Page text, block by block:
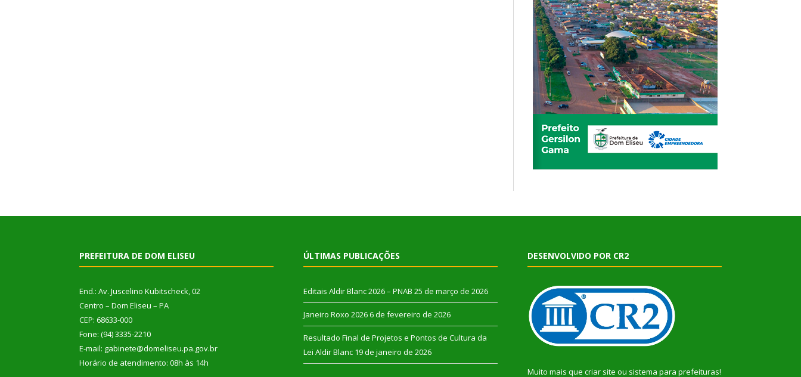
PREFEITURA DE DOM ELISEU
End.: Av. Juscelino Kubitscheck, 02
Centro – Dom Eliseu – PA
CEP: 68633-000
Fone: (94) 3335-2210
E-mail: gabinete@domeliseu.pa.gov.br
Horário de atendimento: 08h às 14h
ÚLTIMAS PUBLICAÇÕES
Editais Aldir Blanc 2026 – PNAB 25 de março de 2026
Janeiro Roxo 2026 6 de fevereiro de 2026
Resultado Final de Projetos e Pontos de Cultura da
Lei Aldir Blanc 19 de janeiro de 2026
DESENVOLVIDO POR CR2
Muito mais que criar site ou sistema para prefeituras!